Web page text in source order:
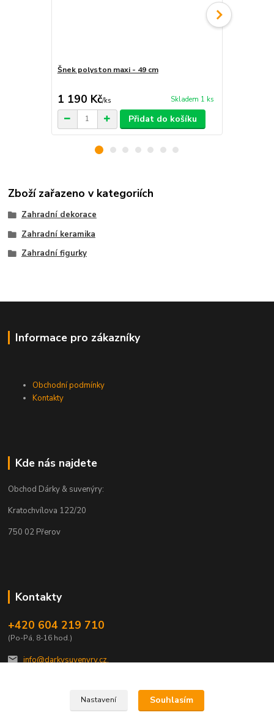
Šnek polyston maxi - 49 cm
1 190 Kč/ks Skladem 1 ks
Přidat do košíku
Zboží zařazeno v kategoriích
Zahradní dekorace
Zahradní keramika
Zahradní figurky
Informace pro zákazníky
Obchodní podmínky
Kontakty
Kde nás najdete
Obchod Dárky & suvenýry:
Kratochvílova 122/20
750 02 Přerov
Kontakty
+420 604 219 710
(Po-Pá, 8-16 hod.)
info@darkysuvenyry.cz.
Nastavení Souhlasím